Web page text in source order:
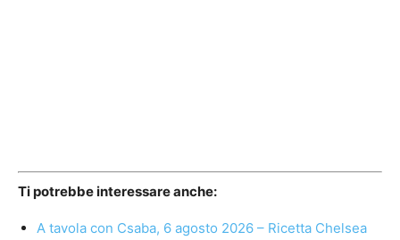
Ti potrebbe interessare anche:
A tavola con Csaba, 6 agosto 2026 – Ricetta Chelsea